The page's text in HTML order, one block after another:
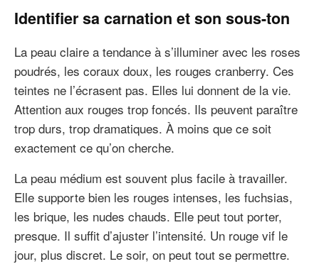
Identifier sa carnation et son sous-ton
La peau claire a tendance à s’illuminer avec les roses
poudrés, les coraux doux, les rouges cranberry. Ces
teintes ne l’écrasent pas. Elles lui donnent de la vie.
Attention aux rouges trop foncés. Ils peuvent paraître
trop durs, trop dramatiques. À moins que ce soit
exactement ce qu’on cherche.
La peau médium est souvent plus facile à travailler.
Elle supporte bien les rouges intenses, les fuchsias,
les brique, les nudes chauds. Elle peut tout porter,
presque. Il suffit d’ajuster l’intensité. Un rouge vif le
jour, plus discret. Le soir, on peut tout se permettre.